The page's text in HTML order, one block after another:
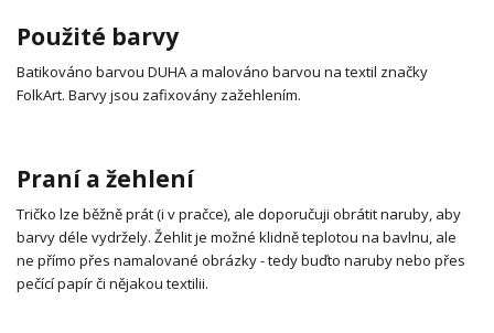
Použité barvy
Batikováno barvou DUHA a malováno barvou na textil značky
FolkArt. Barvy jsou zafixovány zažehlením.
Praní a žehlení
Tričko lze běžně prát (i v pračce), ale doporučuji obrátit naruby, aby
barvy déle vydržely. Žehlit je možné klidně teplotou na bavlnu, ale
ne přímo přes namalované obrázky - tedy buďto naruby nebo přes
pečící papír či nějakou textilii.